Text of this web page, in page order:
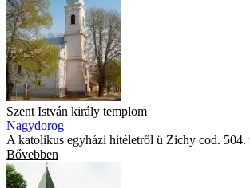
Szent István király templom
Nagydorog
A katolikus egyházi hitéletről ü Zichy cod. 504.
Bővebben